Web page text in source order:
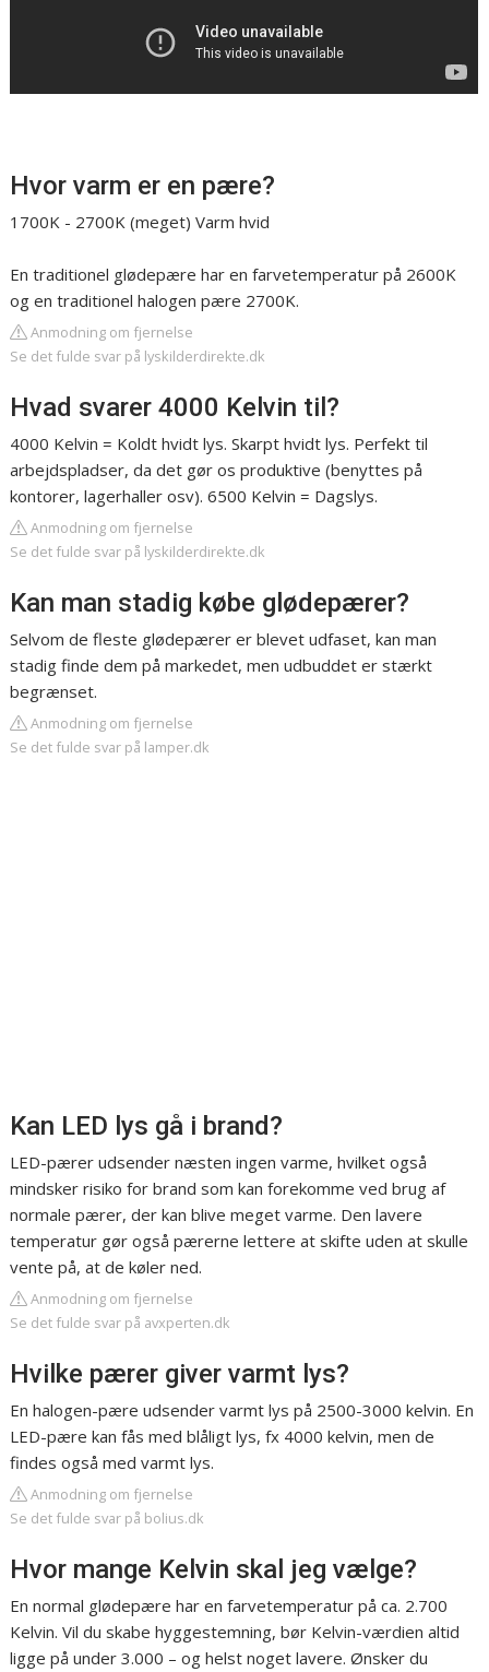
Hvor varm er en pære?
1700K - 2700K (meget) Varm hvid
En traditionel glødepære har en farvetemperatur på 2600K
og en traditionel halogen pære 2700K.
Anmodning om fjernelse
Se det fulde svar på lyskilderdirekte.dk
Hvad svarer 4000 Kelvin til?
4000 Kelvin = Koldt hvidt lys. Skarpt hvidt lys. Perfekt til
arbejdspladser, da det gør os produktive (benyttes på
kontorer, lagerhaller osv). 6500 Kelvin = Dagslys.
Anmodning om fjernelse
Se det fulde svar på lyskilderdirekte.dk
Kan man stadig købe glødepærer?
Selvom de fleste glødepærer er blevet udfaset, kan man
stadig finde dem på markedet, men udbuddet er stærkt
begrænset.
Anmodning om fjernelse
Se det fulde svar på lamper.dk
Kan LED lys gå i brand?
LED-pærer udsender næsten ingen varme, hvilket også
mindsker risiko for brand som kan forekomme ved brug af
normale pærer, der kan blive meget varme. Den lavere
temperatur gør også pærerne lettere at skifte uden at skulle
vente på, at de køler ned.
Anmodning om fjernelse
Se det fulde svar på avxperten.dk
Hvilke pærer giver varmt lys?
En halogen-pære udsender varmt lys på 2500-3000 kelvin. En
LED-pære kan fås med blåligt lys, fx 4000 kelvin, men de
findes også med varmt lys.
Anmodning om fjernelse
Se det fulde svar på bolius.dk
Hvor mange Kelvin skal jeg vælge?
En normal glødepære har en farvetemperatur på ca. 2.700
Kelvin. Vil du skabe hyggestemning, bør Kelvin-værdien altid
ligge på under 3.000 – og helst noget lavere. Ønsker du